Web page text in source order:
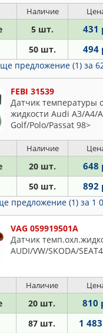
Наличие
5 шт. 431
50 шт. 494
предложение (1) за
FEBI 31539
Датчик температуры
жидкости Audi A3/A4/
Golf/Polo/Passat 98>
Наличие
20 шт. 648
50 шт. 892
предложение (1) за 1
VAG 059919501A
Датчик
AUDI/VW/SKODA/
Наличие
20 шт. 810
87 шт. 1